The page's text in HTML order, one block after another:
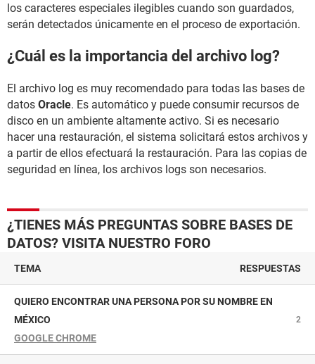
los caracteres especiales ilegibles cuando son guardados,
serán detectados únicamente en el proceso de exportación.
¿Cuál es la importancia del archivo log?
El archivo log es muy recomendado para todas las bases de
datos Oracle. Es automático y puede consumir recursos de
disco en un ambiente altamente activo. Si es necesario
hacer una restauración, el sistema solicitará estos archivos y
a partir de ellos efectuará la restauración. Para las copias de
seguridad en línea, los archivos logs son necesarios.
¿TIENES MÁS PREGUNTAS SOBRE BASES DE
DATOS? VISITA NUESTRO FORO
TEMA RESPUESTAS
QUIERO ENCONTRAR UNA PERSONA POR SU NOMBRE EN
MÉXICO
GOOGLE CHROME
2